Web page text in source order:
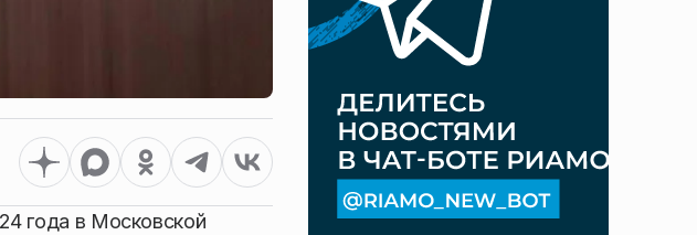
года в Московской